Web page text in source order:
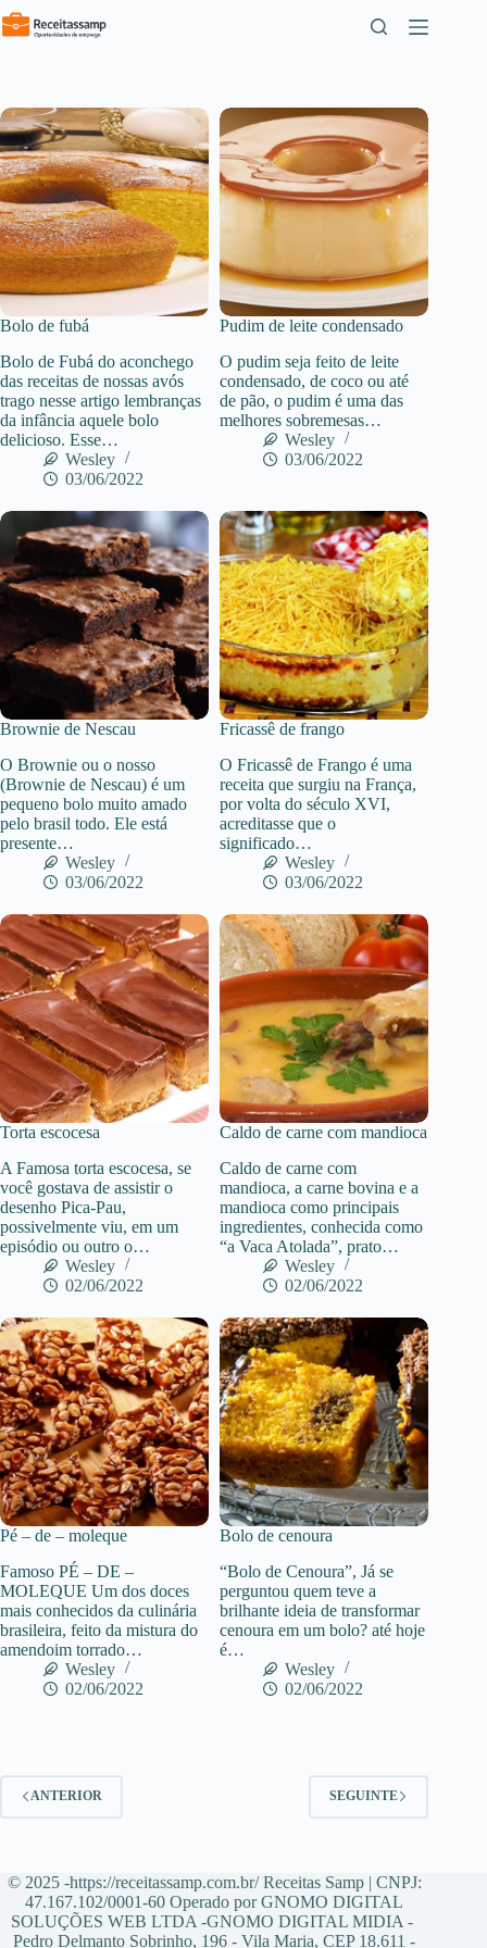
Pular
para
Bolo de fubá
Bolo de Fubá do aconchego
das receitas de nossas avós
trago nesse artigo lembranças
da infância aquele bolo
delicioso. Esse…
Wesley
03/06/2022
Pudim de leite condensado
O pudim seja feito de leite
condensado, de coco ou até
de pão, o pudim é uma das
melhores sobremesas…
Wesley
03/06/2022
Brownie de Nescau
O Brownie ou o nosso
(Brownie de Nescau) é um
pequeno bolo muito amado
pelo brasil todo. Ele está
presente…
Wesley
03/06/2022
Fricassê de frango
O Fricassê de Frango é uma
receita que surgiu na França,
por volta do século XVI,
acreditasse que o
significado…
Wesley
03/06/2022
Torta escocesa
A Famosa torta escocesa, se
você gostava de assistir o
desenho Pica-Pau,
possivelmente viu, em um
episódio ou outro o…
Wesley
02/06/2022
Caldo de carne com mandioca
Caldo de carne com
mandioca, a carne bovina e a
mandioca como principais
ingredientes, conhecida como
“a Vaca Atolada”, prato…
Wesley
02/06/2022
Pé – de – moleque
Famoso PÉ – DE –
MOLEQUE Um dos doces
mais conhecidos da culinária
brasileira, feito da mistura do
amendoim torrado…
Wesley
02/06/2022
Bolo de cenoura
“Bolo de Cenoura”, Já se
perguntou quem teve a
brilhante ideia de transformar
cenoura em um bolo? até hoje
é…
Wesley
02/06/2022
ANTERIOR SEGUINTE
© 2025 -https://receitassamp.com.br/ Receitas Samp | CNPJ:
47.167.102/0001-60 Operado por GNOMO DIGITAL
SOLUÇÕES WEB LTDA -GNOMO DIGITAL MIDIA -
Pedro Delmanto Sobrinho, 196 - Vila Maria, CEP 18.611 -